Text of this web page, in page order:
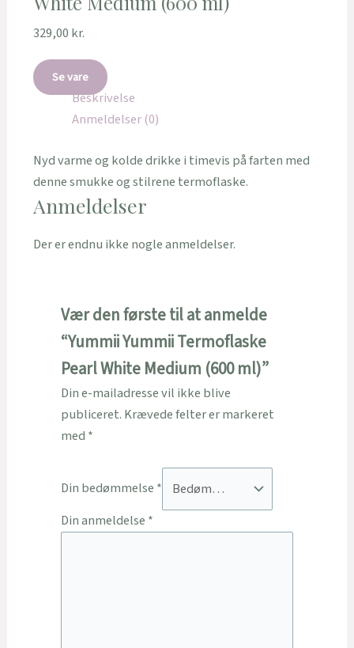
329,00 kr.
Se vare
Beskrivelse
Anmeldelser (0)
Nyd varme og kolde drikke i timevis på farten med
denne smukke og stilrene termoflaske.
Anmeldelser
Der er endnu ikke nogle anmeldelser.
Vær den første til at anmelde
“Yummii Yummii Termoflaske
Pearl White Medium (600 ml)”
Din e-mailadresse vil ikke blive
publiceret. Krævede felter er markeret
med *
Din bedømmelse *
Din anmeldelse *